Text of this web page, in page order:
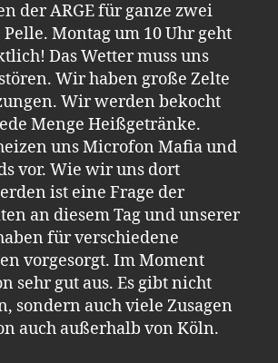
der ARGE für ganze zwei
Pelle. Montag um 10 Uhr geht
Das Wetter muss uns
Wir haben große Zelte
Wir werden bekocht
Menge Heißgetränke.
uns Microfon Mafia und
vor. Wie wir uns dort
ist eine Frage der
an diesem Tag und unserer
für verschiedene
vorgesorgt. Im Moment
sehr gut aus. Es gibt nicht
sondern auch viele Zusagen
auch außerhalb von Köln.